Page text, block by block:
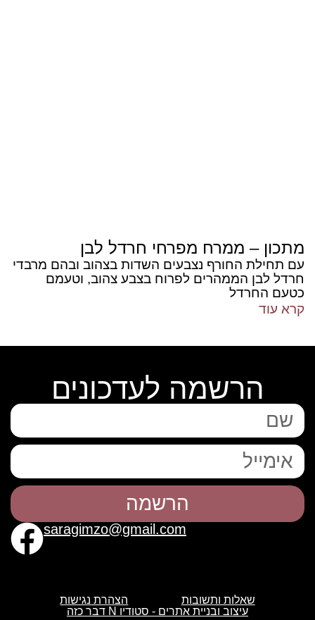
מתכון – ממרח מפרחי חרדל לבן
עם תחילת החורף נצבעים השדות בצהוב ובהם מרבדי
חרדל לבן הממהרים לפרוח בצבע צהוב, וטעמם
כטעם החרדל
קרא עוד
הרשמה לעדכונים
הרשמה
saragimzo@gmail.com
שאלות ותשובות
הצהרת נגישות
עיצוב ובניית אתרים - סטודיו N דבר כזה